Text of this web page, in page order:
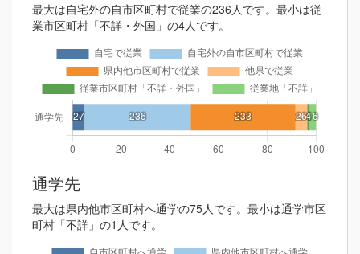
最大は自宅外の自市区町村で従業の236人です。最小は従
業市区町村「不詳・外国」の4人です。
通学先
最大は県内他市区町村へ通学の75人です。最小は通学市区
町村「不詳」の1人です。